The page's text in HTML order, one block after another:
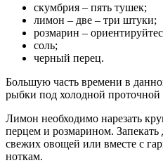
скумбрия – пять тушек;
лимон – две – три штуки;
розмарин –
соль;
черный перец.
Большую часть времени в
рыбки под холодной проточной
Лимон необходимо нарезать
перцем и розмарином. Запекать
свежих овощей или вместе с
ноткам.